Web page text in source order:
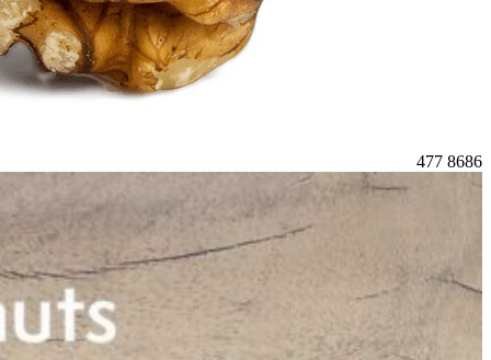
8686
477